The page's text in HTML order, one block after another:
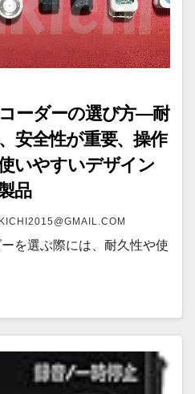
ーダーの選び方—耐
安全性が重要、操作
いやすいデザイン
品
を選ぶ際には、耐久性や使